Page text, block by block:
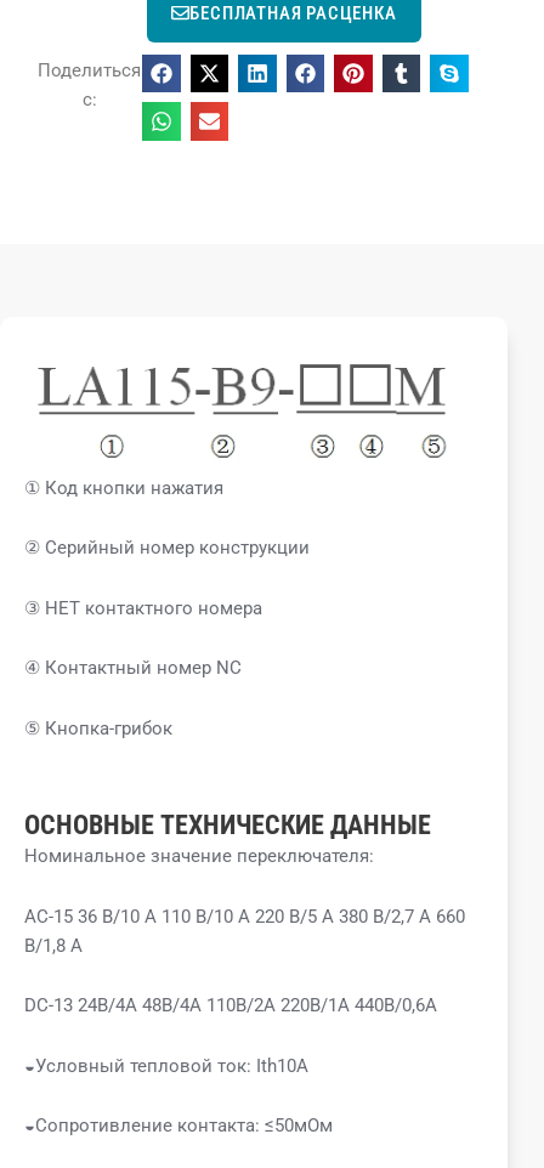
БЕСПЛАТНАЯ РАСЦЕНКА
Поделиться
с:
① Код кнопки нажатия
② Серийный номер конструкции
③ НЕТ контактного номера
④ Контактный номер NC
⑤ Кнопка-грибок
ОСНОВНЫЕ ТЕХНИЧЕСКИЕ ДАННЫЕ
Номинальное значение переключателя:
AC-15 36 В/10 А 110 В/10 А 220 В/5 А 380 В/2,7 А 660
В/1,8 А
DC-13 24В/4А 48В/4А 110В/2А 220В/1А 440В/0,6А
◒Условный тепловой ток: Ith10A
◒Сопротивление контакта: ≤50мОм